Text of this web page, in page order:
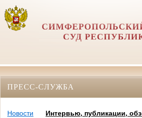
СУД
ПРЕСС-СЛУЖБА
Новости
Интервью, публикации,